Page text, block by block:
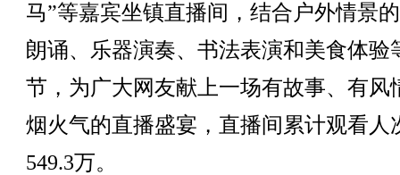
马”等嘉宾坐镇直播间，结合户外情景
朗诵、乐器演奏、书法表演和美食体验
节，为广大网友献上一场有故事、有风
烟火气的直播盛宴，直播间累计观看人
549.3万。